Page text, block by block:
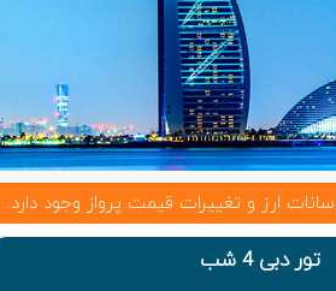
و تغییرات قیمت پرواز وجود دارد.
تور دبی 4 شب